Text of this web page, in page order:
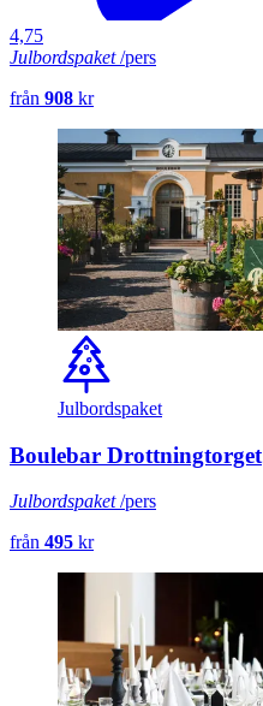
4,75
Julbordspaket/pers
från 908 kr
Julbordspaket
Boulebar Drottningtorget
Julbordspaket/pers
från 495 kr